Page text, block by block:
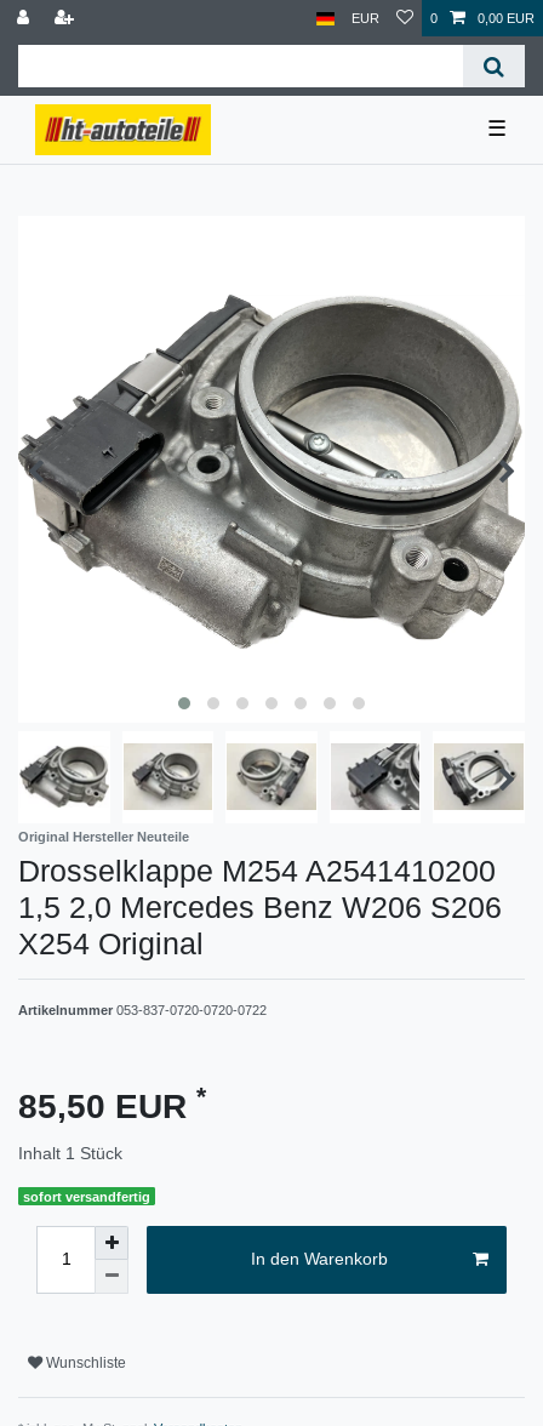
EUR 0 0,00 EUR
☰
Original Hersteller Neuteile
Drosselklappe M254 A2541410200
1,5 2,0 Mercedes Benz W206 S206
X254 Original
Artikelnummer 053-837-0720-0720-0722
85,50 EUR *
Inhalt 1 Stück
sofort versandfertig
In den Warenkorb
Wunschliste